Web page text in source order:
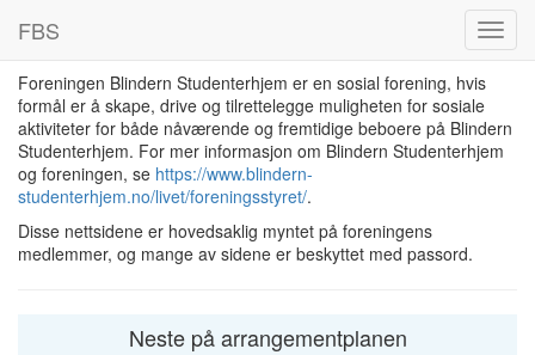
FBS
Foreningen Blindern Studenterhjem er en sosial forening, hvis
formål er å skape, drive og tilrettelegge muligheten for sosiale
aktiviteter for både nåværende og fremtidige beboere på Blindern
Studenterhjem. For mer informasjon om Blindern Studenterhjem
og foreningen, se https://www.blindern-
studenterhjem.no/livet/foreningsstyret/.
Disse nettsidene er hovedsaklig myntet på foreningens
medlemmer, og mange av sidene er beskyttet med passord.
Neste på arrangementplanen